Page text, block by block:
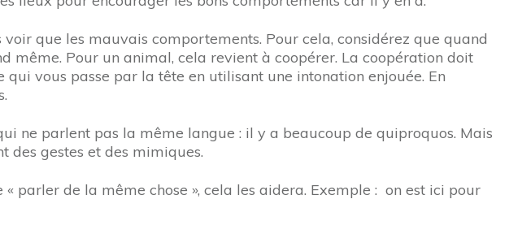
que les mauvais comportements. Pour cela, considérez que quand
même. Pour un animal, cela revient à coopérer. La coopération doit
vous passe par la tête en utilisant une intonation enjouée. En
ne parlent pas la même langue : il y a beaucoup de quiproquos. Mais
des gestes et des mimiques.
parler de la même chose », cela les aidera. Exemple : on est ici pour